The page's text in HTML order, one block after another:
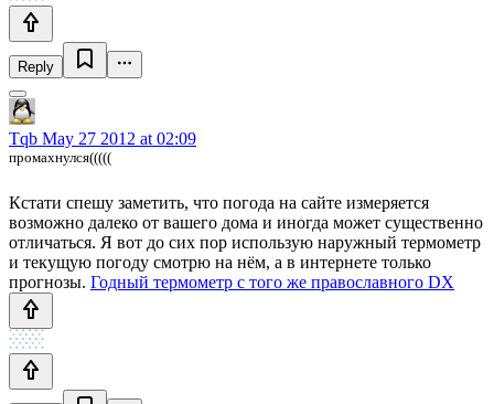
Reply
Tqb May 27 2012 at 02:09
промахнулся(((((
Кстати спешу заметить, что погода на сайте измеряется
возможно далеко от вашего дома и иногда может существенно
отличаться. Я вот до сих пор использую наружный термометр
и текущую погоду смотрю на нём, а в интернете только
прогнозы. Годный термометр с того же православного DX